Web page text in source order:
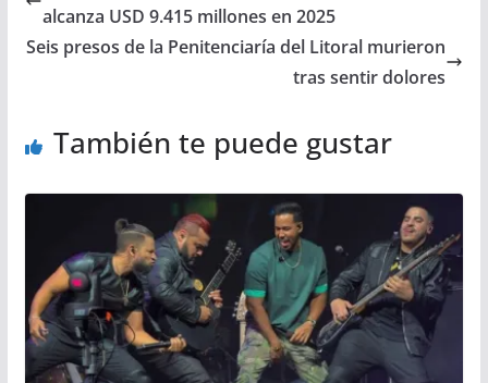
alcanza USD 9.415 millones en 2025
Seis presos de la Penitenciaría del Litoral murieron
tras sentir dolores
También te puede gustar